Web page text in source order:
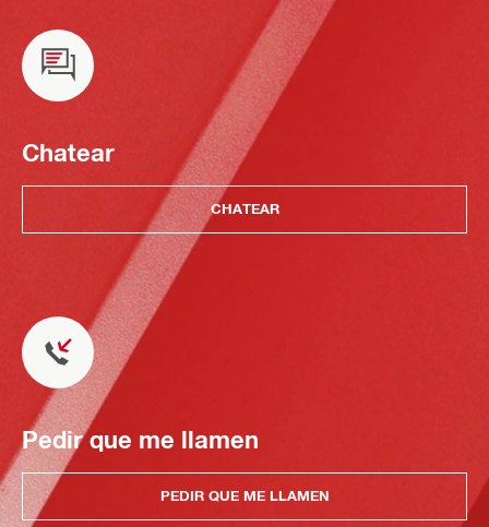
Chatear
CHATEAR
Pedir que me llamen
PEDIR QUE ME LLAMEN